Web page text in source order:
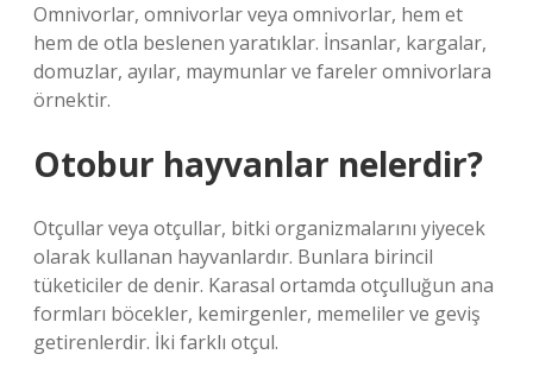
Omnivorlar, omnivorlar veya omnivorlar, hem et
hem de otla beslenen yaratıklar. İnsanlar, kargalar,
domuzlar, ayılar, maymunlar ve fareler omnivorlara
örnektir.
Otobur hayvanlar nelerdir?
Otçullar veya otçullar, bitki organizmalarını yiyecek
olarak kullanan hayvanlardır. Bunlara birincil
tüketiciler de denir. Karasal ortamda otçulluğun ana
formları böcekler, kemirgenler, memeliler ve geviş
getirenlerdir. İki farklı otçul.